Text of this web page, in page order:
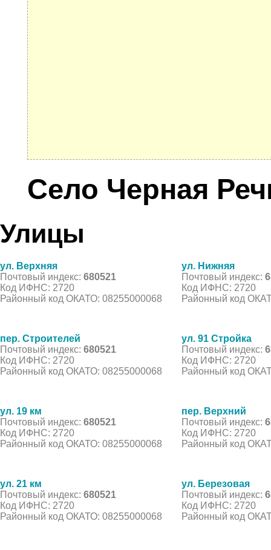
Село Черная
Улицы
ул. Верхняя
Почтовый индекс: 680521
Код ИФНС: 2720
Районный код ОКАТО: 08255000068
ул. Нижняя
Почтовый индекс:
Код ИФНС: 2720
Районный код
пер. Строителей
Почтовый индекс: 680521
Код ИФНС: 2720
Районный код ОКАТО: 08255000068
ул. 91 Стройка
Почтовый индекс:
Код ИФНС: 2720
Районный код
ул. 19 км
Почтовый индекс: 680521
Код ИФНС: 2720
Районный код ОКАТО: 08255000068
пер. Верхний
Почтовый индекс:
Код ИФНС: 2720
Районный код
ул. 21 км
Почтовый индекс: 680521
Код ИФНС: 2720
Районный код ОКАТО: 08255000068
ул. Березовая
Почтовый индекс:
Код ИФНС: 2720
Районный код